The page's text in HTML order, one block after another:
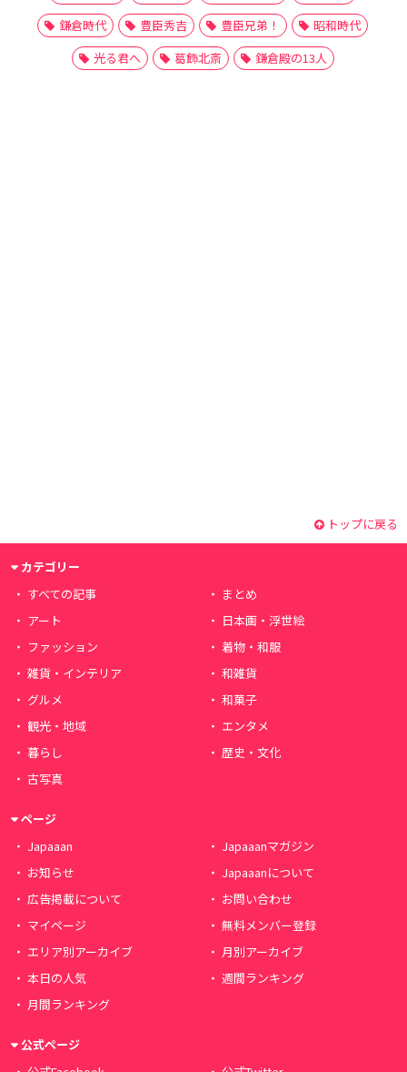
鎌倉時代
豊臣秀吉 豊臣兄弟！
昭和時代
光る君へ
葛飾北斎 鎌倉殿の13人
トップに戻る
カテゴリー
すべての記事
まとめ
アート
日本画・浮世絵
ファッション
着物・和服
雑貨・インテリア
和雑貨
グルメ
和菓子
観光・地域
エンタメ
暮らし
歴史・文化
古写真
ページ
Japaaan
Japaaanマガジン
お知らせ
Japaaanについて
広告掲載について
お問い合わせ
マイページ
無料メンバー登録
エリア別アーカイブ
月別アーカイブ
本日の人気
週間ランキング
月間ランキング
公式ページ